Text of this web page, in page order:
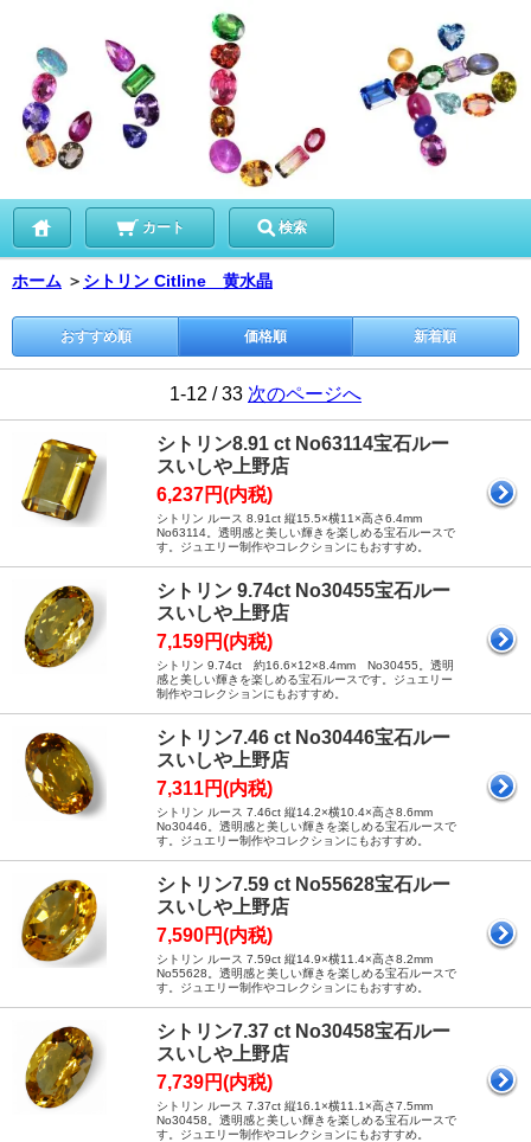
カート 検索
ホーム ＞ シトリン Citline 黄水晶
おすすめ順 価格順 新着順
1-12 / 33 次のページへ
シトリン8.91 ct No63114宝石ルー
スいしや上野店
6,237円(内税)
シトリン ルース 8.91ct 縦15.5×横11×高さ6.4mm
No63114。透明感と美しい輝きを楽しめる宝石ルースで
す。ジュエリー制作やコレクションにもおすすめ。
シトリン 9.74ct No30455宝石ルー
スいしや上野店
7,159円(内税)
シトリン 9.74ct 約16.6×12×8.4mm No30455。透明
感と美しい輝きを楽しめる宝石ルースです。ジュエリー
制作やコレクションにもおすすめ。
シトリン7.46 ct No30446宝石ルー
スいしや上野店
7,311円(内税)
シトリン ルース 7.46ct 縦14.2×横10.4×高さ8.6mm
No30446。透明感と美しい輝きを楽しめる宝石ルースで
す。ジュエリー制作やコレクションにもおすすめ。
シトリン7.59 ct No55628宝石ルー
スいしや上野店
7,590円(内税)
シトリン ルース 7.59ct 縦14.9×横11.4×高さ8.2mm
No55628。透明感と美しい輝きを楽しめる宝石ルースで
す。ジュエリー制作やコレクションにもおすすめ。
シトリン7.37 ct No30458宝石ルー
スいしや上野店
7,739円(内税)
シトリン ルース 7.37ct 縦16.1×横11.1×高さ7.5mm
No30458。透明感と美しい輝きを楽しめる宝石ルースで
す。ジュエリー制作やコレクションにもおすすめ。